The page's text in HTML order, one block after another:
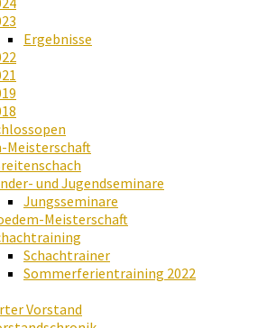
Ergebnisse
Meisterschaft
und Jugendseminare
Jungsseminare
Meisterschaft
Schachtrainer
Sommerferientraining 2022
Vorstand